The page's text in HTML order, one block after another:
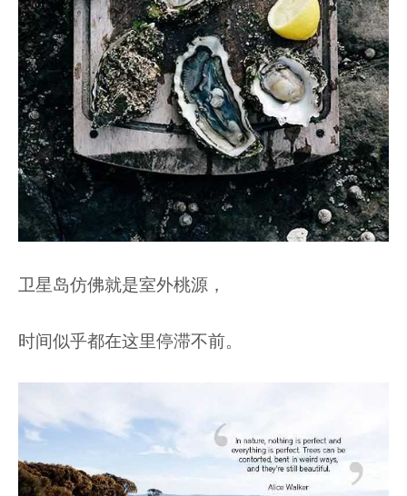
卫星岛仿佛就是室外桃源，
时间似乎都在这里停滞不前。